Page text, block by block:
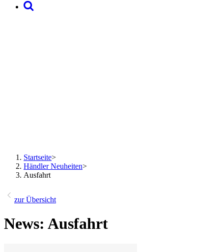
Startseite>
Händler Neuheiten>
Ausfahrt
zur Übersicht
News: Ausfahrt